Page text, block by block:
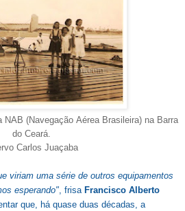
(Navegação Aérea Brasileira) na Barra
do Ceará.
Carlos Juaçaba
viriam uma série de outros equipamentos
esperando" , frisa Francisco Alberto
que, há quase duas décadas, a